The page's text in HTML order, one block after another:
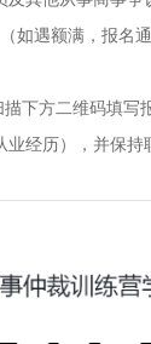
如遇额满，报名
描下方二维码填写
经历），并保持